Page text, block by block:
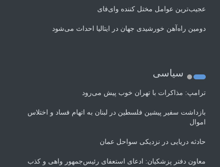
عجیب‌ترین عوامل مختل کننده وای‌فای
دومین راه‌آهن خورشیدی جهان در ایتالیا احداث می‌شود
سیاسی
ترامپ: مذاکرات با تهران خوب پیش می‌رود
بازداشت سفیر پیشین فلسطین در لبنان به اتهام فساد و اختلاس
اموال
حادثه دریایی در نزدیکی سواحل عمان
معاون دفتر پزشکیان: ادعای استعفای رئیس‌جمهور واهی و کذب